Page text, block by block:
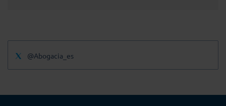
@Abogacia_es